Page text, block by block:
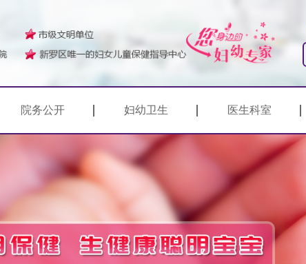
院务公开 妇幼卫生 医生科室